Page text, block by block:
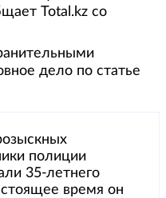
Total.kz со
дело по статье
полиции
35-летнего
время он